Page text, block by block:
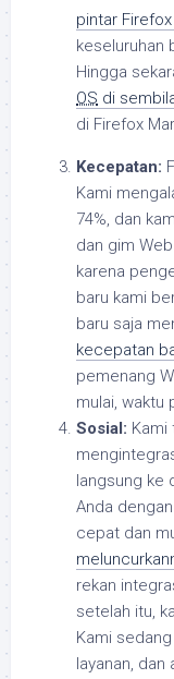
pintar Firefox
keseluruhan
Hingga
OS di
di Firefox
Kecepatan:
Kami
74%, dan
dan gim
karena
baru kami
baru saja
kecepatan
pemenang
mulai, waktu
Sosial: Kami
langsung ke
Anda
cepat dan
rekan
setelah itu,
Kami
layanan,